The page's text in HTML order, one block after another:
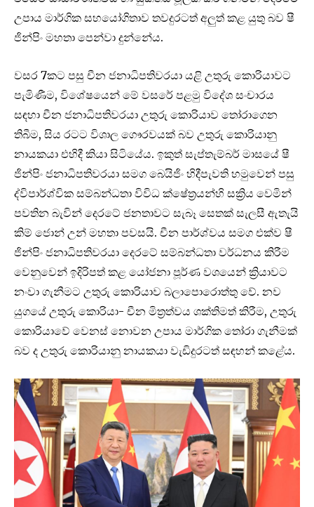
උපාය මාර්ගික සහයෝගිතාව තවදුරටත් අලුත් කළ යුතු බව ෂී
ජින්පිං මහතා පෙන්වා දුන්නේය.
වසර 7කට පසු චීන ජනාධිපතිවරයා යළි උතුරු කොරියාවට
පැමිණීම, විශේෂයෙන් මේ වසරේ පළමු විදේශ සංචාරය
සඳහා චීන ජනාධිපතිවරයා උතුරු කොරියාව තෝරාගෙන
තිබීම, සිය රටට විශාල ගෞරවයක් බව උතුරු කොරියානු
නායකයා එහිදී කියා සිටියේය. ඉකුත් සැප්තැම්බර් මාසයේ ෂී
ජින්පිං ජනාධිපතිවරයා සමග බෙයිජිං හිදීපැවති හමුවෙන් පසු
ද්විපාර්ශ්වික සම්බන්ධතා විවිධ ක්ෂේත්‍රයන්හි සක්‍රිය වෙමින්
පවතින බැවින් දෙරටේ ජනතාවට සැබෑ සෙතක් සැලසී ඇතැයි
කිම් ‍ජොන් උන් මහතා පවසයි. චීන පාර්ශ්වය සමග එක්ව ෂී
ජින්පිං ජනාධිපතිවරයා දෙරටේ සම්බන්ධතා වර්ධනය කිරීම
වෙනුවෙන් ඉදිරිපත් කළ යෝජනා පූර්ණ වශයෙන් ක්‍රියාවට
නංවා ගැනීමට උතුරු ‍කොරියාව බලාපොරොත්තු වේ. නව
යුගයේ උතුරු කොරියා- චීන මිත්‍රත්වය ශක්තිමත් කිරීම, උතුරු
කොරියාවේ වෙනස් නොවන උපාය මාර්ගික තෝරා ගැනීමක්
බව ද උතුරු කොරියානු නායකයා වැඩිදුරටත් සඳහන් කළේය.